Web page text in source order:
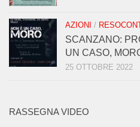
AZIONI /
SCANZANO:
UN CASO,
25 OTTOBRE 2022
RASSEGNA VIDEO